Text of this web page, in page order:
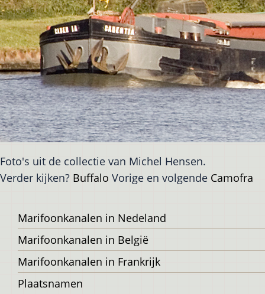
Foto's uit de collectie van Michel Hensen.
Verder kijken? Buffalo Vorige en volgende Camofra
Voet
Marifoonkanalen in Nedeland
Marifoonkanalen in België
Marifoonkanalen in Frankrijk
Plaatsnamen